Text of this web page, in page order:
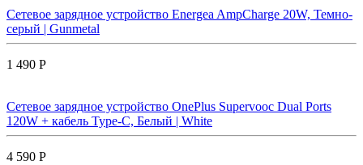
Сетевое зарядное устройство Energea AmpCharge 20W, Темно-
серый | Gunmetal
1 490 Р
Сетевое зарядное устройство OnePlus Supervooc Dual Ports
120W + кабель Type-C, Белый | White
4 590 Р